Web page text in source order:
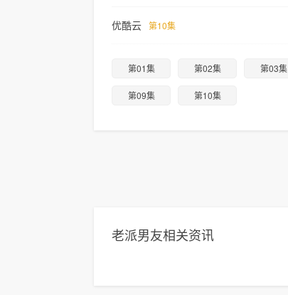
优酷云 第10集
第01集 第02集 第03集
第09集 第10集
老派男友相关资讯